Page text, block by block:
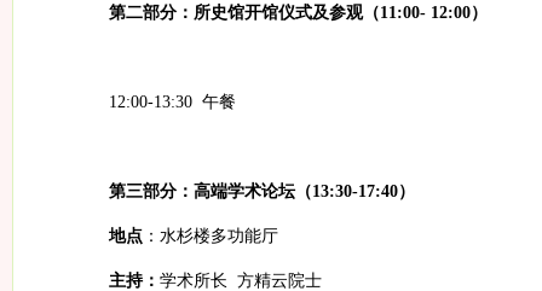
第二部分：所史馆开馆仪式及参观（11:00- 12:00）
12:00-13:30午餐
第三部分：高端学术论坛（13:30-17:40）
地点 ：水杉楼多功能厅
主持：学术所长 方精云院士